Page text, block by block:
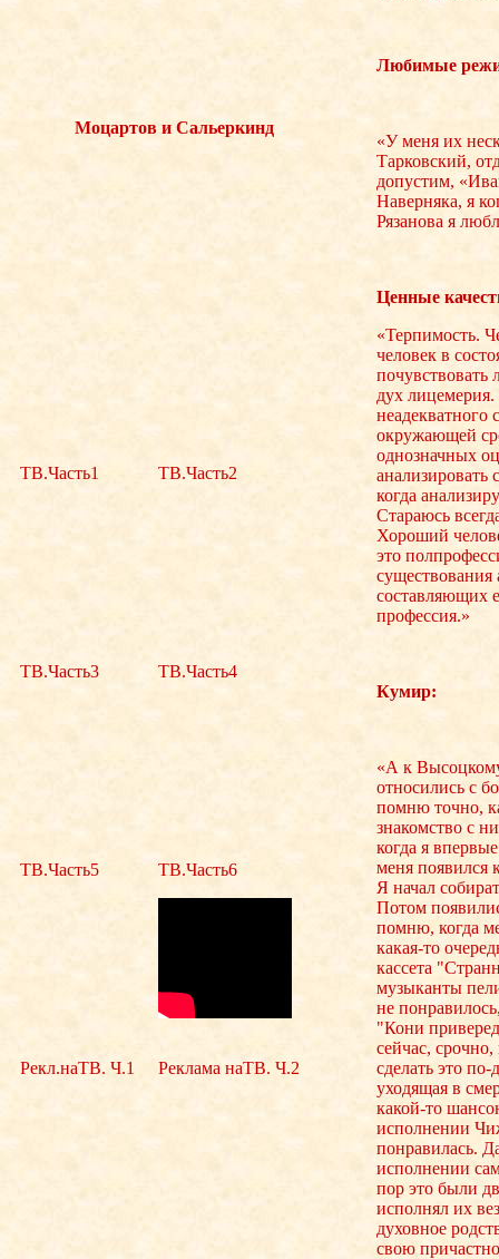
Моцартов и Сальеркинд
ТВ.Часть1 ТВ.Часть2
ТВ.Часть3 ТВ.Часть4
ТВ.Часть5 ТВ.Часть6
Рекл.наТВ. Ч.1 Реклама наТВ. Ч.2
Любимые
«У меня их
Тарковский,
допустим,
Наверняка, я
Рязанова я
Ценные
«Терпимость.
человек в
дух
неадекватного
окружающей
однозначных
анализировать
когда
Стараюсь
Хороший
это
существования
составляющих
профессия.»
Кумир:
«А к
относились с
помню точно,
знакомство с
когда я
меня появился
Я начал
Потом
помню, когда
какая-то
кассета
музыканты
не
"Кони
сейчас,
сделать это
уходящая в
какой-то
исполнении
понравилась.
исполнении
пор это были
исполнял их
духовное
свою